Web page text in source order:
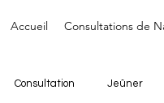
Accueil Consultations de
Consultation Jeûner